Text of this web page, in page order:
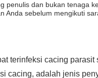
penulis dan bukan tenaga
Anda sebelum mengikuti
terinfeksi cacing parasit
cacing, adalah jenis